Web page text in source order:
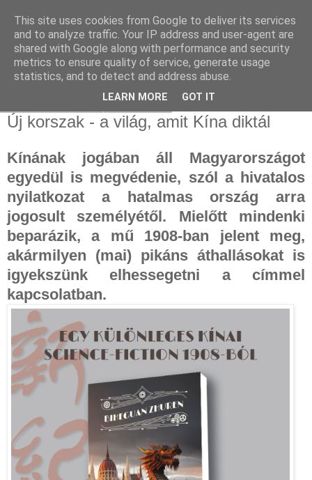
Új korszak - a világ, amit Kína diktál
Kínának jogában áll Magyarországot
egyedül is megvédenie, szól a hivatalos
nyilatkozat a hatalmas ország arra
jogosult személyétől. Mielőtt mindenki
beparázik, a mű 1908-ban jelent meg,
akármilyen (mai) pikáns áthallásokat is
igyekszünk elhessegetni a címmel
kapcsolatban.
This site uses cookies from Google to deliver its services
and to analyze traffic. Your IP address and user-agent are
shared with Google along with performance and security
metrics to ensure quality of service, generate usage
statistics, and to detect and address abuse.
LEARN MORE GOT IT